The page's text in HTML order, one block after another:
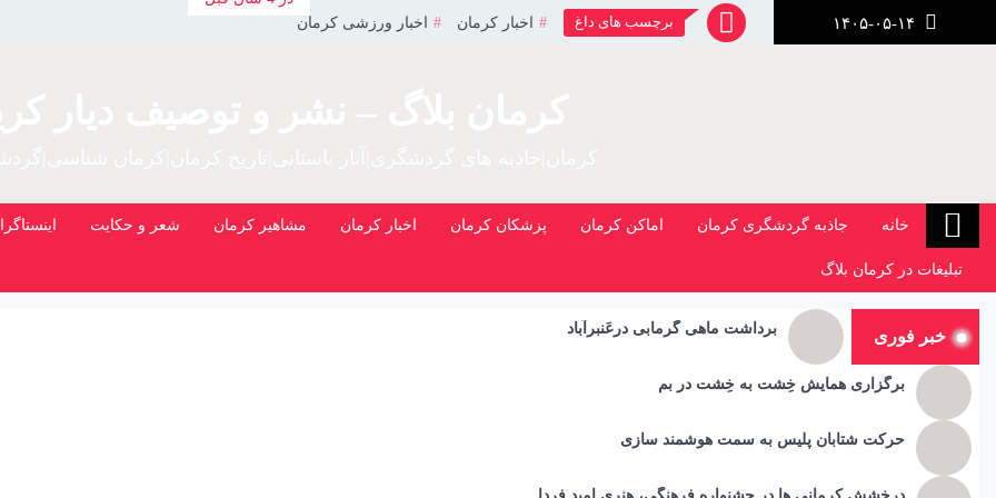
برچسب های داغ اخبار کرمان اخبار ورزشی کرمان
خانه جاذبه گردشگری کرمان اماکن کرمان پزشکان کرمان اخبار کرمان مشاهیر کرمان شعر و حکایت
تبلیغات در کرمان بلاگ
خبر فوری برداشت ماهی گرمابی درعَنبرآباد
برگزاری همایش خِشت به خِشت در بم
حرکت شتابان پلیس به سمت هوشمند سازی